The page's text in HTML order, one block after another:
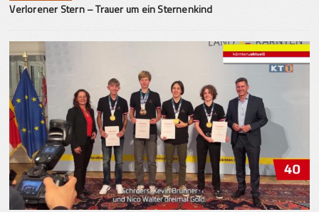
Verlorener Stern – Trauer um ein Sternenkind